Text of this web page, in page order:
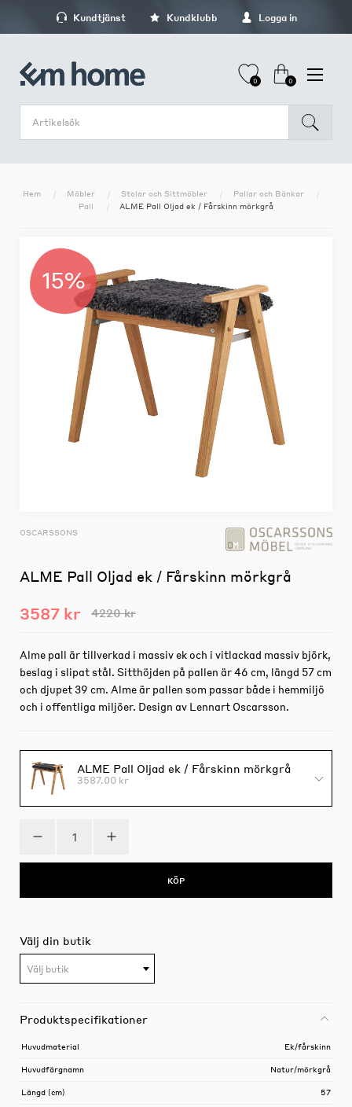
Kundtjänst Kundklubb Logga in
0 0
Hem Möbler Stolar och Sittmöbler
Pallar och Bänkar
Pall
ALME Pall Oljad ek / Fårskinn mörkgrå
15%
OSCARSSONS
ALME Pall Oljad ek / Fårskinn mörkgrå
3587 kr 4220 kr
Alme pall är tillverkad i massiv ek och i vitlackad massiv björk,
beslag i slipat stål. Sitthöjden på pallen är 46 cm, längd 57 cm
och djupet 39 cm. Alme är pallen som passar både i hemmiljö
och i offentliga miljöer. Design av Lennart Oscarsson.
ALME Pall Oljad ek / Fårskinn mörkgrå
3587.00 kr
KÖP
Välj din butik
Välj butik
Produktspecifikationer
Huvudmaterial Ek/fårskinn
Huvudfärgnamn Natur/mörkgrå
Längd (cm) 57